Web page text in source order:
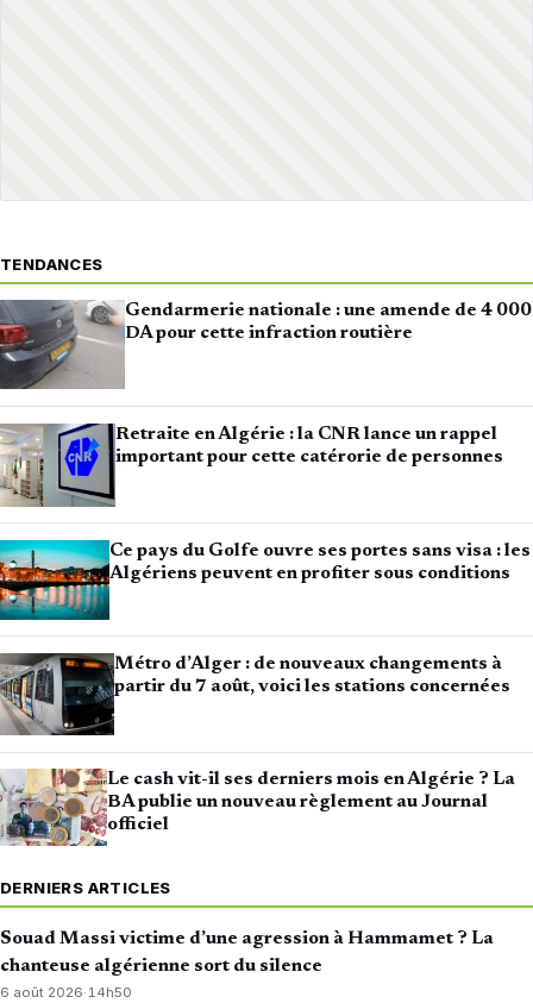
TENDANCES
Gendarmerie nationale : une amende de 4 000
DA pour cette infraction routière
Retraite en Algérie : la CNR lance un rappel
important pour cette catérorie de personnes
Ce pays du Golfe ouvre ses portes sans visa : les
Algériens peuvent en profiter sous conditions
Métro d’Alger : de nouveaux changements à
partir du 7 août, voici les stations concernées
Le cash vit-il ses derniers mois en Algérie ? La
BA publie un nouveau règlement au Journal
officiel
DERNIERS ARTICLES
Souad Massi victime d’une agression à Hammamet ? La
chanteuse algérienne sort du silence
6 août 2026·14h50